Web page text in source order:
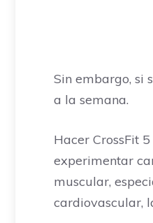
Sin embargo, si
a la semana.
Hacer CrossFit
experimentar
muscular,
cardiovascular,